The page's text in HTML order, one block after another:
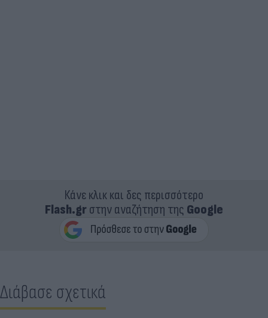
Κάνε κλικ και δες περισσότερο
Flash.grστην αναζήτηση της Google
Διάβασε σχετικά